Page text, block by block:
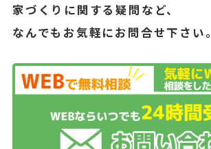
家づくりに関する疑問など、
なんでもお気軽にお問合せ下さい。